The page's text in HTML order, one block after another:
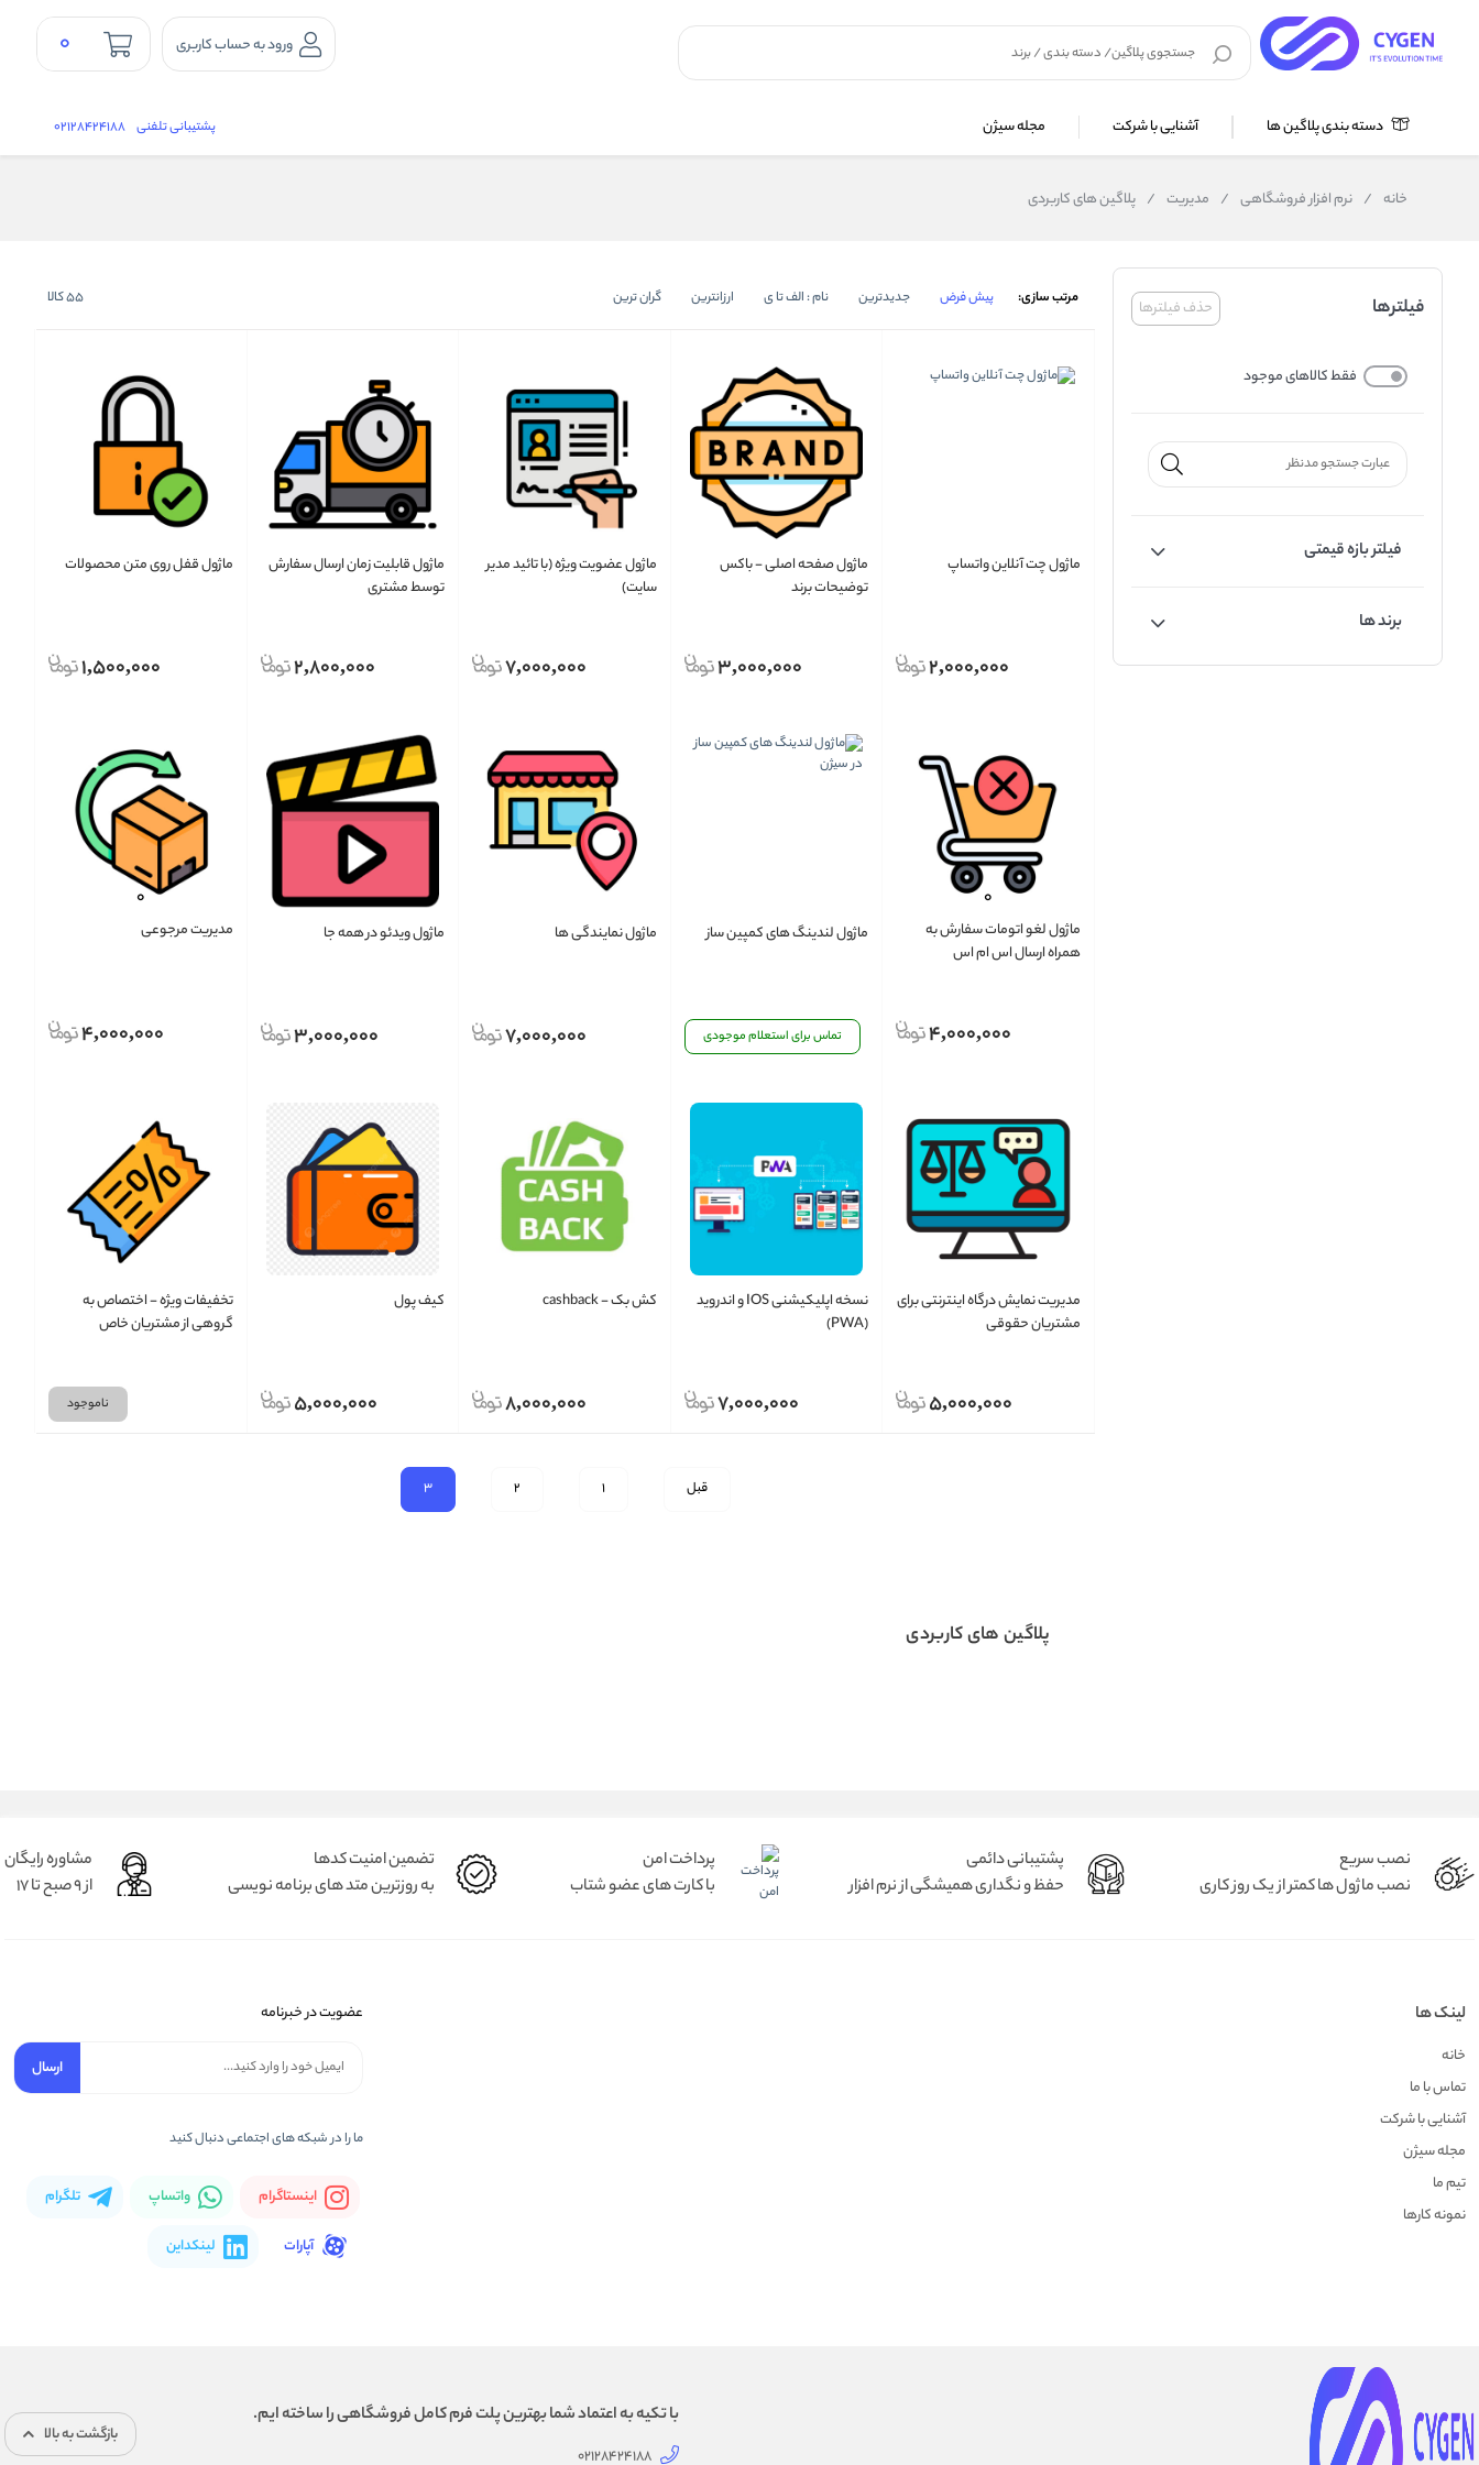
ورود به حساب کاربری 0
دسته بندی پلاگین ها آشنایی با شرکت مجله سیژن پشتیبانی تلفنی 02128424188
خانه / نرم افزار فروشگاهی / مدیریت / پلاگین های کاربردی
حذف فیلترها فیلترها
فقط کالاهای موجود
فیلتر بازه قیمتی
برند ها
مرتب سازی: پیش فرض جدیدترین نام : الف تا ی ارزانترین گران ترین 55کالا
ماژول چت آنلاین واتساپ
2,000,000
ماژول صفحه اصلی - باکس
توضیحات برند
3,000,000
ماژول عضویت ویژه (با تائید مدیر
سایت)
7,000,000
ماژول قابلیت زمان ارسال سفارش
توسط مشتری
2,800,000
ماژول قفل روی متن محصولات
1,500,000
ماژول لغو اتومات سفارش به
همراه ارسال اس ام اس
4,000,000
ماژول لندینگ های کمپین ساز
تماس برای استعلام موجودی
ماژول نمایندگی ها
7,000,000
ماژول ویدئو در همه جا
3,000,000
مدیریت مرجوعی
4,000,000
مدیریت نمایش درگاه اینترنتی برای
مشتریان حقوقی
5,000,000
نسخه اپلیکیشنی IOS و اندروید
(PWA)
7,000,000
کش بک - cashback
8,000,000
کیف پول
5,000,000
تخفیفات ویژه - اختصاص به
گروهی از مشتریان خاص
ناموجود
قبل 1
2
3
پلاگین های کاربردی
نصب سریع
نصب ماژول ها کمتر از یک روز کاری
پشتیبانی دائمی
حفظ و نگداری همیشگی از نرم افزار
پرداخت امن
با کارت های عضو شتاب
تضمین امنیت کدها
به روزترین متد های برنامه نویسی
مشاوره رایگان
از 9 صبح تا 17
لینک ها
خانه
تماس با ما
آشنایی با شرکت
مجله سیژن
تیم ما
نمونه کارها
عضویت در خبرنامه
ارسال
ما را در شبکه های اجتماعی دنبال کنید
اینستاگرام واتساپ تلگرام
آپارات لینکداین
با تکیه به اعتماد شما بهترین پلت فرم کامل فروشگاهی را ساخته ایم.
02128424188
بازگشت به بالا